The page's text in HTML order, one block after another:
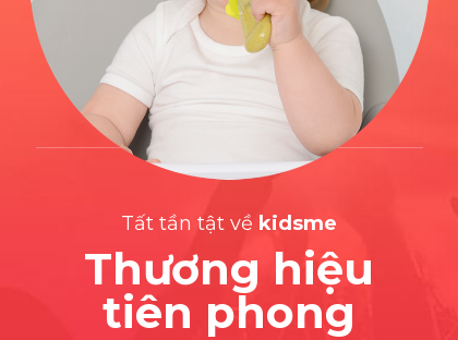
Tất tần tật về kidsme
Thương hiệu
tiên phong